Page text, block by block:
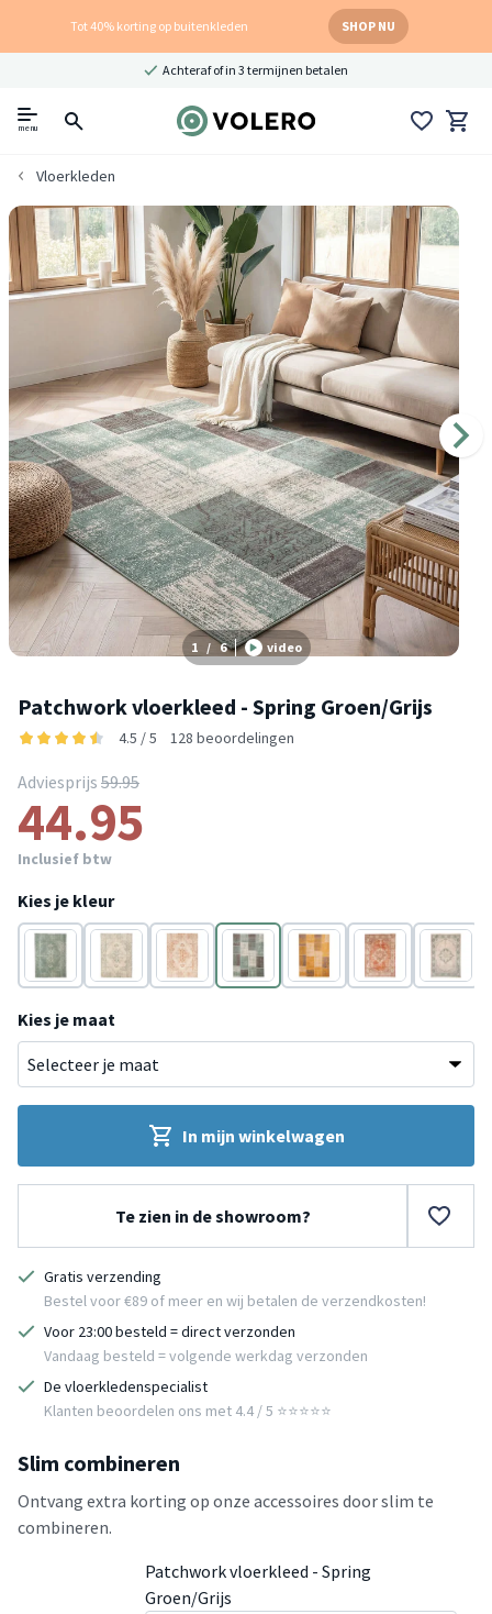
Tot 40% korting op buitenkleden SHOP NU
Achteraf of in 3 termijnen betalen
menu
Vloerkleden
1 / 6 video
Patchwork vloerkleed - Spring Groen/Grijs
4.5 / 5 128 beoordelingen
Adviesprijs 59.95
44.95
Inclusief btw
Kies je kleur
Groen Groen TerracottaGroen Geel Crème Groen
Kies je maat
In mijn winkelwagen
Te zien in de showroom?
Gratis verzending
Bestel voor €89 of meer en wij betalen de verzendkosten!
Voor 23:00 besteld = direct verzonden
Vandaag besteld = volgende werkdag verzonden
De vloerkledenspecialist
Klanten beoordelen ons met 4.4 / 5 ⭐⭐⭐⭐⭐
Slim combineren
Ontvang extra korting op onze accessoires door slim te
combineren.
Patchwork vloerkleed - Spring
Groen/Grijs